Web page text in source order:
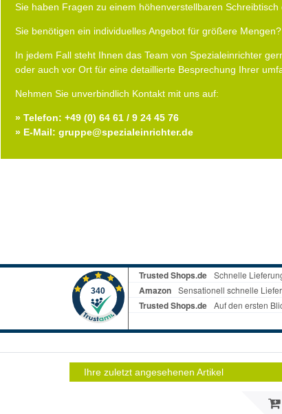
Sie haben Fragen zu einem höhenverstellbaren
Sie benötigen ein individuelles Angebot für größere Mengen?
In jedem Fall steht Ihnen das Team von Spezialeinrichter
oder auch vor Ort für eine detaillierte Besprechung Ihrer
Nehmen Sie unverbindlich Kontakt mit uns auf:
» Telefon: +49 (0) 64 61 / 9 24 45 76
» E-Mail: gruppe@spezialeinrichter.de
Ihre zuletzt angesehenen Artikel